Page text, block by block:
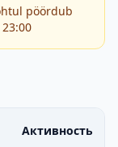
pöördub
Активность